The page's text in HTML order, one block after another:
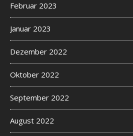
Februar 2023
Januar 2023
Dezember 2022
Oktober 2022
September 2022
August 2022